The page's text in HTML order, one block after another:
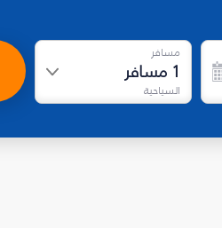
مسافر
1 مسافر
السياحية